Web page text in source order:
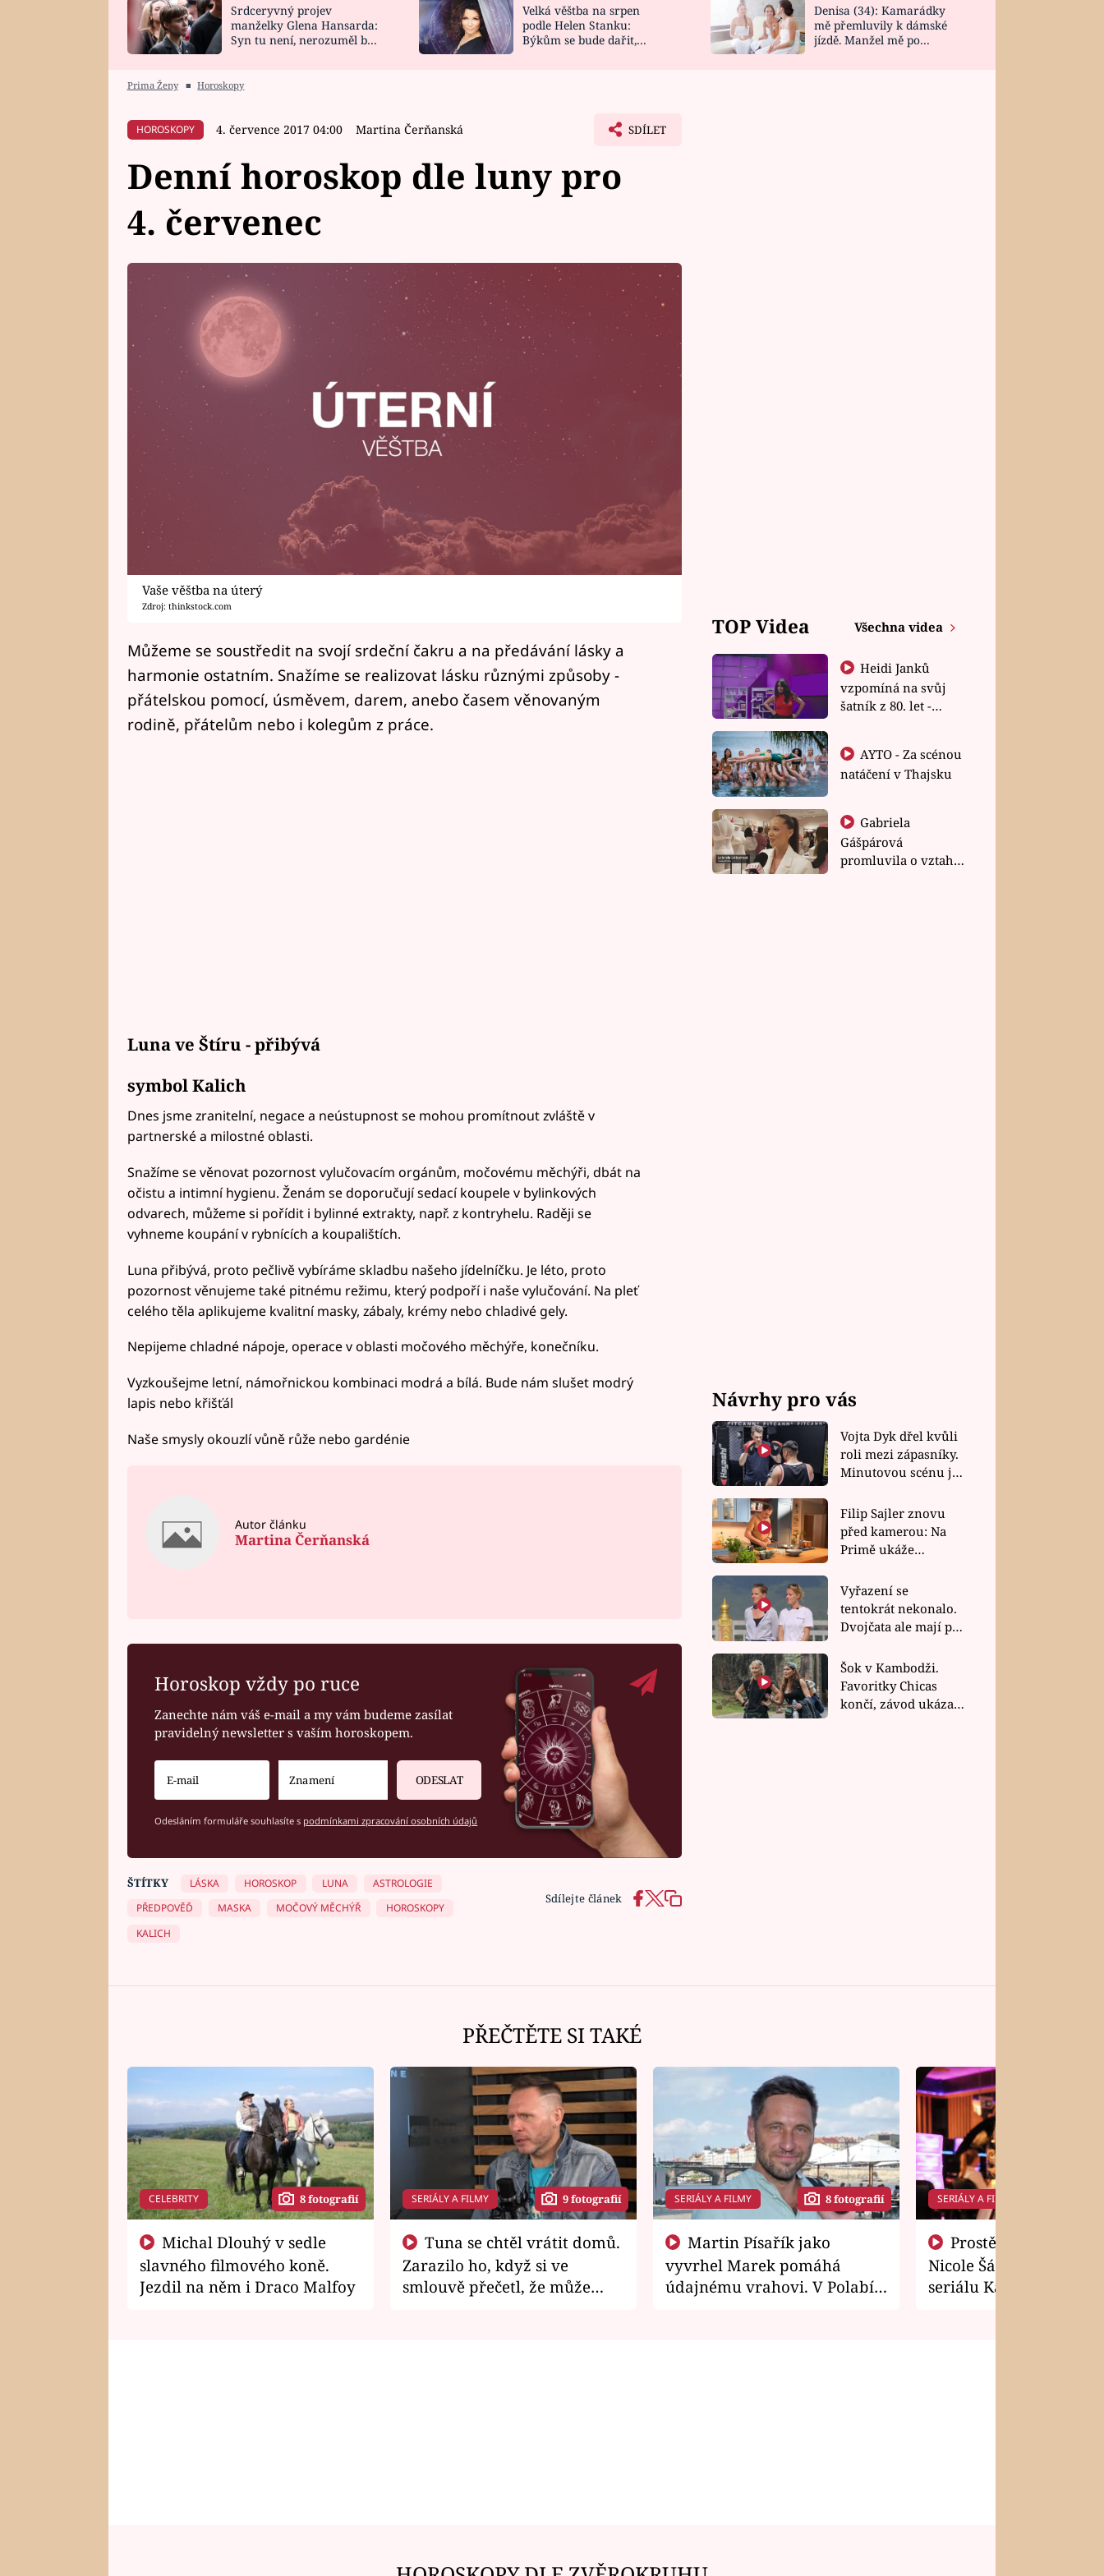
HOROSKOP NA
CELEBRITY
VAŘENÍ
NOVINKY
VIDEORECEPTY
DESIGN
Srdceryvný projev
manželky Glena Hansarda:
Syn tu není, nerozuměl by
Velká věštba na srpen
podle Helen Stanku:
Býkům se bude dařit,
Denisa (34): Kamarádky
mě přemluvily k dámské
jízdě. Manžel mě po
Prima Ženy ■ Horoskopy
HOROSKOPY 4. července 2017 04:00 Martina Čerňanská SDÍLET
Denní horoskop dle luny pro
4. červenec
Vaše věštba na úterý
Zdroj: thinkstock.com
Můžeme se soustředit na svojí srdeční čakru a na předávání lásky a
harmonie ostatním. Snažíme se realizovat lásku různými způsoby -
přátelskou pomocí, úsměvem, darem, anebo časem věnovaným
rodině, přátelům nebo i kolegům z práce.
Luna ve Štíru - přibývá
symbol Kalich
Dnes jsme zranitelní, negace a neústupnost se mohou promítnout zvláště v
partnerské a milostné oblasti.
Snažíme se věnovat pozornost vylučovacím orgánům, močovému měchýři, dbát na
očistu a intimní hygienu. Ženám se doporučují sedací koupele v bylinkových
odvarech, můžeme si pořídit i bylinné extrakty, např. z kontryhelu. Raději se
vyhneme koupání v rybnících a koupalištích.
Luna přibývá, proto pečlivě vybíráme skladbu našeho jídelníčku. Je léto, proto
pozornost věnujeme také pitnému režimu, který podpoří i naše vylučování. Na pleť
celého těla aplikujeme kvalitní masky, zábaly, krémy nebo chladivé gely.
Nepijeme chladné nápoje, operace v oblasti močového měchýře, konečníku.
Vyzkoušejme letní, námořnickou kombinaci modrá a bílá. Bude nám slušet modrý
lapis nebo křišťál
Naše smysly okouzlí vůně růže nebo gardénie
Autor článku
Martina Čerňanská
Horoskop vždy po ruce
Zanechte nám váš e-mail a my vám budeme zasílat
pravidelný newsletter s vaším horoskopem.
ODESLAT
Odesláním formuláře souhlasíte s podmínkami zpracování osobních údajů
Sdílejte článek
ŠTÍTKY LÁSKA HOROSKOP LUNA
ASTROLOGIE
PŘEDPOVĚĎ
MASKA MOČOVÝ MĚCHÝŘ
HOROSKOPY
KALICH
TOP Videa Všechna videa
Heidi Janků
vzpomíná na svůj
šatník z 80. let -
natáčení v Thajsku
Gabriela
Gášpárová
promluvila o vztahu
Návrhy pro vás
Vojta Dyk dřel kvůli
roli mezi zápasníky.
Minutovou scénu jel
Filip Sajler znovu
před kamerou: Na
Primě ukáže
rychlé recepty
Vyřazení se
tentokrát nekonalo.
Dvojčata ale mají po
závodu nůž na krku
Šok v Kambodži.
Favoritky Chicas
končí, závod ukázal
PŘEČTĚTE SI TAKÉ
CELEBRITY 8 fotografií
slavného filmového koně.
Jezdil na něm i Draco Malfoy
SERIÁLY A FILMY 9 fotografií
Zarazilo ho, když si ve
smlouvě přečetl, že může
SERIÁLY A FILMY 8 fotografií
vyvrhel Marek pomáhá
údajnému vrahovi. V Polabí
SERIÁLY A FILMY
Nicole Šáchová získala
seriálu Kamarádi